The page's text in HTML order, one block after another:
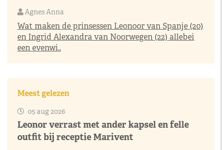
Agnes Anna
Wat maken de prinsessen Leonoor van Spanje (20)
en Ingrid Alexandra van Noorwegen (22) allebei
een evenwi..
Meest gelezen
05 aug 2026
Leonor verrast met ander kapsel en felle
outfit bij receptie Marivent